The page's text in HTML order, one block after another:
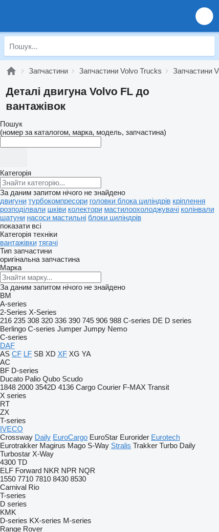
Запчастини Запчастини Volvo Trucks Запчастини
Деталі двигуна Volvo FL до
вантажівок
Пошук
(номер за каталогом, марка, модель, запчастина)
Категорія
За даним запитом нічого не знайдено
двигуни турбокомпресори головки блока циліндрів кріплення
розподілвали шківи колектори мастилоохолоджувачі колінвали
шатуни насоси мастильні блоки циліндрів
показати всі
Категорія техніки
вантажівки тягачі
Тип запчастини
оригінальна запчастина
Марка
За даним запитом нічого не знайдено
BM
A-series
2-Series X-Series
216 235 308 320 336 390 745 906 988 C-series DE D series
Berlingo C-series Jumper Jumpy Nemo
C-series
DAF
AS CF LF SB XD XF XG YA
AC
BF D-series
Ducato Palio Qubo Scudo
1848 2000 3542D 4136 Cargo Courier F-MAX Transit
X series
RT
ZX
T-series
IVECO
Crossway Daily EuroCargo EuroStar Eurorider Eurotech
Eurotrakker Magirus Mago S-Way Stralis Trakker Turbo Daily
Turbostar X-Way
4300 TD
ELF Forward NKR NPR NQR
1550 7710 7810 8430 8530
Carnival Rio
T-series
D series
KMK
D-series KX-series M-series
Range Rover